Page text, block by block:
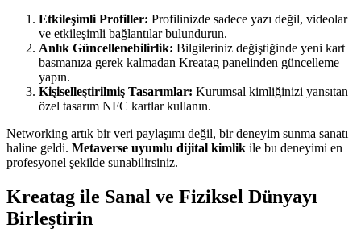
Etkileşimli Profiller: Profilinizde sadece yazı değil, videolar
ve etkileşimli bağlantılar bulundurun.
Anlık Güncellenebilirlik: Bilgileriniz değiştiğinde yeni kart
basmanıza gerek kalmadan Kreatag panelinden güncelleme
yapın.
Kişiselleştirilmiş Tasarımlar: Kurumsal kimliğinizi yansıtan
özel tasarım NFC kartlar kullanın.
Networking artık bir veri paylaşımı değil, bir deneyim sunma sanatı
haline geldi. Metaverse uyumlu dijital kimlik ile bu deneyimi en
profesyonel şekilde sunabilirsiniz.
Kreatag ile Sanal ve Fiziksel Dünyayı
Birleştirin